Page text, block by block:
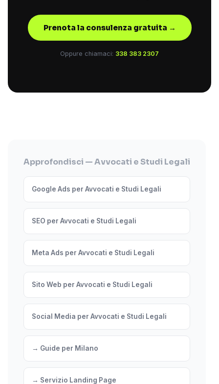
Prenota la consulenza gratuita →
Oppure chiamaci: 338 383 2307
Approfondisci — Avvocati e Studi Legali
Google Ads per Avvocati e Studi Legali
SEO per Avvocati e Studi Legali
Meta Ads per Avvocati e Studi Legali
Sito Web per Avvocati e Studi Legali
Social Media per Avvocati e Studi Legali
→ Guide per Milano
→ Servizio Landing Page